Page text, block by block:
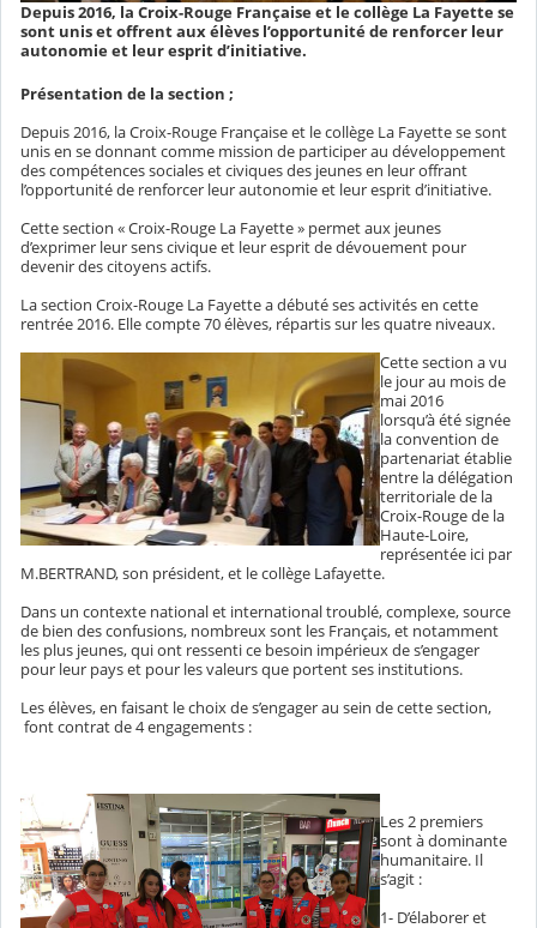
Depuis 2016, la Croix-Rouge Française et le collège La Fayette se
sont unis et offrent aux élèves l’opportunité de renforcer leur
autonomie et leur esprit d’initiative.
Présentation de la section ;
Depuis 2016, la Croix-Rouge Française et le collège La Fayette se sont
unis en se donnant comme mission de participer au développement
des compétences sociales et civiques des jeunes en leur offrant
l’opportunité de renforcer leur autonomie et leur esprit d’initiative.
Cette section « Croix-Rouge La Fayette » permet aux jeunes
d’exprimer leur sens civique et leur esprit de dévouement pour
devenir des citoyens actifs.
La section Croix-Rouge La Fayette a débuté ses activités en cette
rentrée 2016. Elle compte 70 élèves, répartis sur les quatre niveaux.
Cette section a vu
le jour au mois de
mai 2016
lorsqu’à été signée
la convention de
partenariat établie
entre la délégation
territoriale de la
Croix-Rouge de la
Haute-Loire,
représentée ici par
M.BERTRAND, son président, et le collège Lafayette.
Dans un contexte national et international troublé, complexe, source
de bien des confusions, nombreux sont les Français, et notamment
les plus jeunes, qui ont ressenti ce besoin impérieux de s’engager
pour leur pays et pour les valeurs que portent ses institutions.
Les élèves, en faisant le choix de s’engager au sein de cette section,
font contrat de 4 engagements :
Les 2 premiers
sont à dominante
humanitaire. Il
s’agit :
1- D’élaborer et